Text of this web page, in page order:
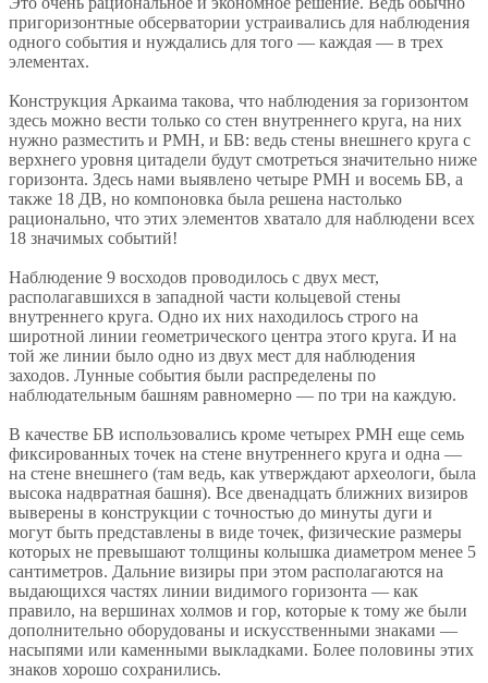
пригоризонтные обсерватории устраивались для наблюдения
одного события и нуждались для того — каждая — в трех
элементах.
Конструкция Аркаима такова, что наблюдения за горизонтом
здесь можно вести только со стен внутреннего круга, на них
нужно разместить и РМН, и БВ: ведь стены внешнего круга с
верхнего уровня цитадели будут смотреться значительно ниже
горизонта. Здесь нами выявлено четыре РМН и восемь БВ, а
также 18 ДВ, но компоновка была решена настолько
рационально, что этих элементов хватало для наблюдени всех
18 значимых событий!
Наблюдение 9 восходов проводилось с двух мест,
располагавшихся в западной части кольцевой стены
внутреннего круга. Одно их них находилось строго на
широтной линии геометрического центра этого круга. И на
той же линии было одно из двух мест для наблюдения
заходов. Лунные события были распределены по
наблюдательным башням равномерно — по три на каждую.
В качестве БВ использовались кроме четырех РМН еще семь
фиксированных точек на стене внутреннего круга и одна —
на стене внешнего (там ведь, как утверждают археологи, была
высока надвратная башня). Все двенадцать ближних визиров
выверены в конструкции с точностью до минуты дуги и
могут быть представлены в виде точек, физические размеры
которых не превышают толщины колышка диаметром менее 5
сантиметров. Дальние визиры при этом располагаются на
выдающихся частях линии видимого горизонта — как
правило, на вершинах холмов и гор, которые к тому же были
дополнительно оборудованы и искусственными знаками —
насыпями или каменными выкладками. Более половины этих
знаков хорошо сохранились.